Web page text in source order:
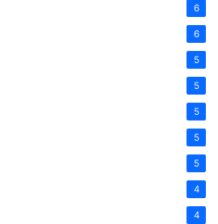
6
6
5
5
5
5
5
4
4